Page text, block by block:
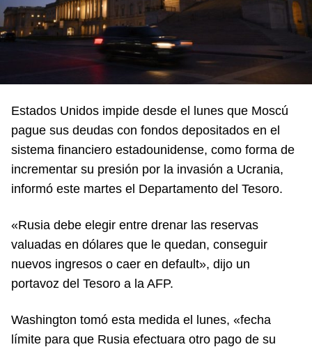
Estados Unidos impide desde el lunes que Moscú
pague sus deudas con fondos depositados en el
sistema financiero estadounidense, como forma de
incrementar su presión por la invasión a Ucrania,
informó este martes el Departamento del Tesoro.
«Rusia debe elegir entre drenar las reservas
valuadas en dólares que le quedan, conseguir
nuevos ingresos o caer en default», dijo un
portavoz del Tesoro a la AFP.
Washington tomó esta medida el lunes, «fecha
límite para que Rusia efectuara otro pago de su